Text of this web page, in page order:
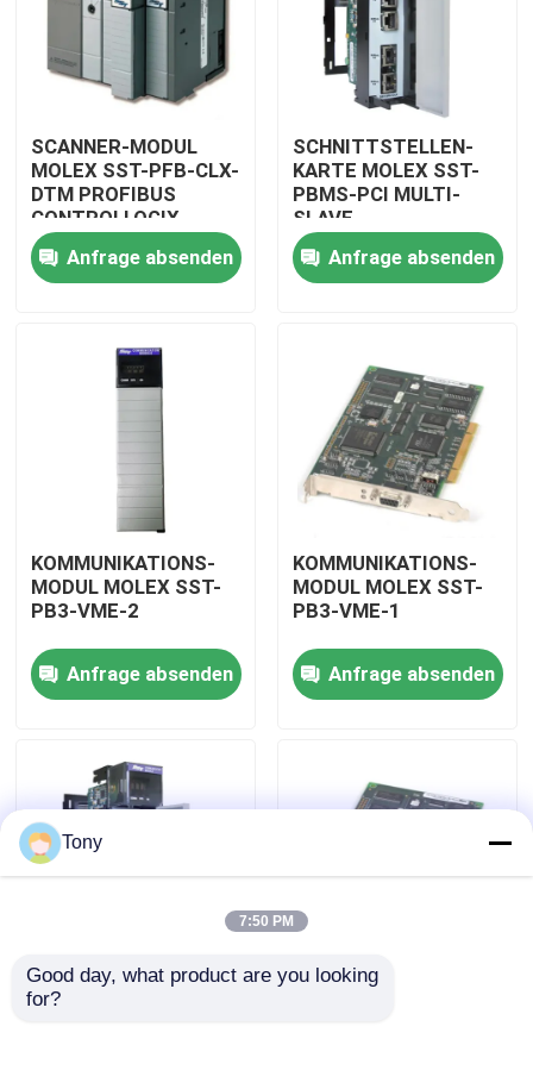
Produkte
Über uns
Werksbesichtigung
Qualitätskontrolle
Kontakt mit uns
Bitte um ein Angebot
Allein Bradley PLC-Module
SCANNER-MODUL
MOLEX SST-PFB-CLX-
DTM PROFIBUS
CONTROLLOGIX
Anfrage absenden
SCHNITTSTELLEN-
KARTE MOLEX SST-
PBMS-PCI MULTI-
SLAVE
Anfrage absenden
KOMMUNIKATIONS-
MODUL MOLEX SST-
PB3-VME-2
Anfrage absenden
KOMMUNIKATIONS-
MODUL MOLEX SST-
PB3-VME-1
Anfrage absenden
SCHNITTSTELLEN-
PCI-KARTE MOLEX
Tony
7:50 PM
Good day, what product are you looking
for?